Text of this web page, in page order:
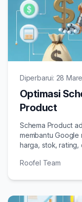
Diperbarui: 28
Optimasi
Product
Schema Product
membantu Google
harga, stok, rating,
Roofel Team